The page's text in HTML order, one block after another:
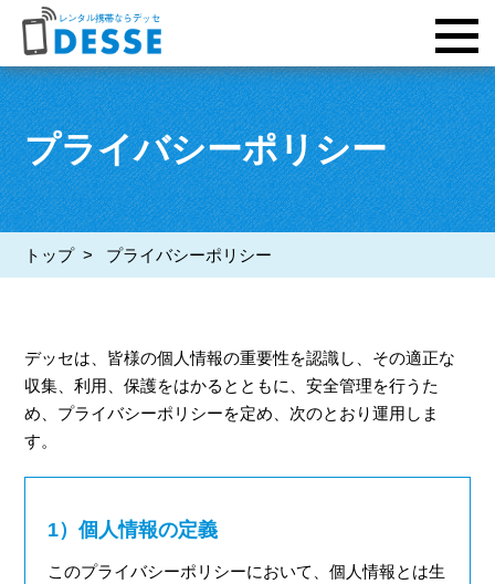
プライバシーポリシー
トップ> プライバシーポリシー
デッセは、皆様の個人情報の重要性を認識し、その適正な
収集、利用、保護をはかるとともに、安全管理を行うた
め、プライバシーポリシーを定め、次のとおり運用しま
す。
1）個人情報の定義
このプライバシーポリシーにおいて、個人情報とは生